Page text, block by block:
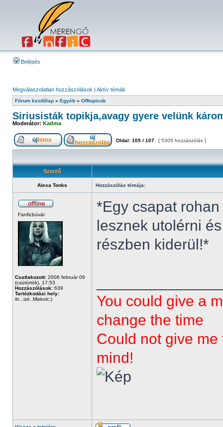
Belépés
Megválaszolatlan hozzászólások | Aktív témák
Fórum kezdőlap » Egyéb » Offtopicok
Siriusisták topikja,avagy gyere velünk
Moderátor: Kadma
Oldal: 105 / 107 [ 5305 hozzászólás ]
Szerző
Alexa Tonks Hozzászólás témája:
Fanficbúvár
Csatlakozott: 2006 február 09
(csütörtök), 17:53
Hozzászólások: 639
Tartózkodási hely:
itt...izé..Miskolc:)
*Egy csapat
lesznek utolérni
részben kiderül!*
You could give a
change the time
Could not give
mind!